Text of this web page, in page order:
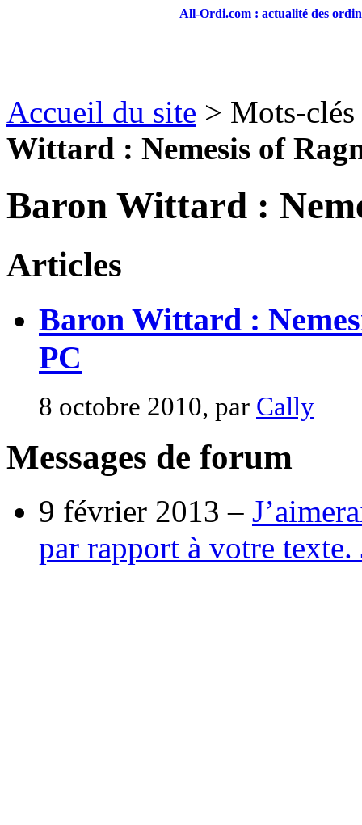
All-Ordi.com : actualité des
Accueil du site > Mots-
Wittard : Nemesis of
Baron Wittard :
Articles
Baron Wittard :
PC
8 octobre 2010, par Cally
Messages de forum
9 février 2013 –
par rapport à votre texte.